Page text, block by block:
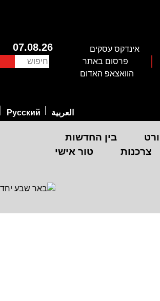
אינדקס עסקים
פרסום באתר
הוואצאפ האדום
07.08.26
חיפוש
العربية Русский
בין החדשות
צרכנות
טור אישי